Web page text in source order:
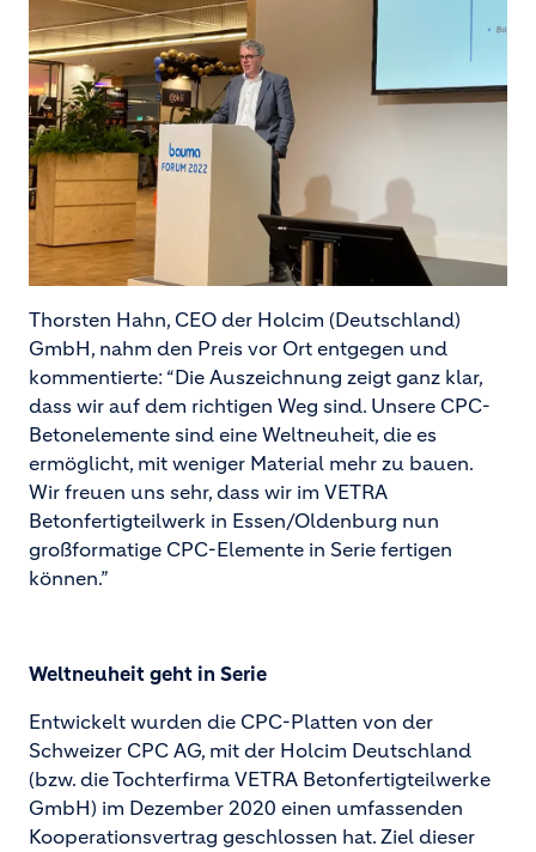
Thorsten Hahn, CEO der Holcim (Deutschland)
GmbH, nahm den Preis vor Ort entgegen und
kommentierte: “Die Auszeichnung zeigt ganz klar,
dass wir auf dem richtigen Weg sind. Unsere CPC-
Betonelemente sind eine Weltneuheit, die es
ermöglicht, mit weniger Material mehr zu bauen.
Wir freuen uns sehr, dass wir im VETRA
Betonfertigteilwerk in Essen/Oldenburg nun
großformatige CPC-Elemente in Serie fertigen
können.”
Weltneuheit geht in Serie
Entwickelt wurden die CPC-Platten von der
Schweizer CPC AG, mit der Holcim Deutschland
(bzw. die Tochterfirma VETRA Betonfertigteilwerke
GmbH) im Dezember 2020 einen umfassenden
Kooperationsvertrag geschlossen hat. Ziel dieser